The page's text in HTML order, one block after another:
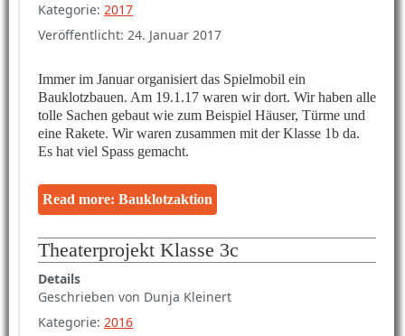
Kategorie: 2017
Veröffentlicht: 24. Januar 2017
Immer im Januar organisiert das Spielmobil ein
Bauklotzbauen. Am 19.1.17 waren wir dort. Wir haben alle
tolle Sachen gebaut wie zum Beispiel Häuser, Türme und
eine Rakete. Wir waren zusammen mit der Klasse 1b da.
Es hat viel Spass gemacht.
Read more: Bauklotzaktion
Theaterprojekt Klasse 3c
Details
Geschrieben von Dunja Kleinert
Kategorie: 2016